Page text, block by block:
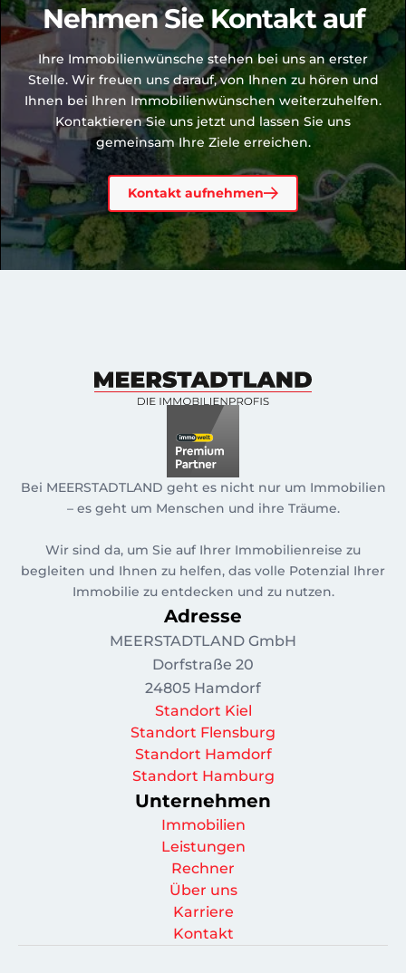
Nehmen Sie Kontakt auf
Ihre Immobilienwünsche stehen bei uns an erster
Stelle. Wir freuen uns darauf, von Ihnen zu hören und
Ihnen bei Ihren Immobilienwünschen weiterzuhelfen.
Kontaktieren Sie uns jetzt und lassen Sie uns
gemeinsam Ihre Ziele erreichen.
Kontakt aufnehmen
Bei MEERSTADTLAND geht es nicht nur um Immobilien
– es geht um Menschen und ihre Träume.
Wir sind da, um Sie auf Ihrer Immobilienreise zu
begleiten und Ihnen zu helfen, das volle Potenzial Ihrer
Immobilie zu entdecken und zu nutzen.
Adresse
MEERSTADTLAND GmbH
Dorfstraße 20
24805 Hamdorf
Standort Kiel
Standort Flensburg
Standort Hamdorf
Standort Hamburg
Unternehmen
Immobilien
Leistungen
Rechner
Über uns
Karriere
Kontakt